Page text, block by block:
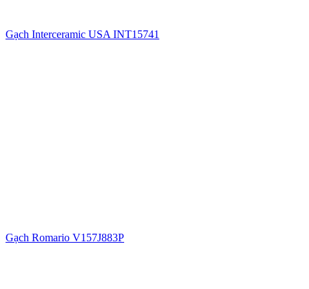
Gạch Interceramic USA INT15741
Gạch Romario V157J883P